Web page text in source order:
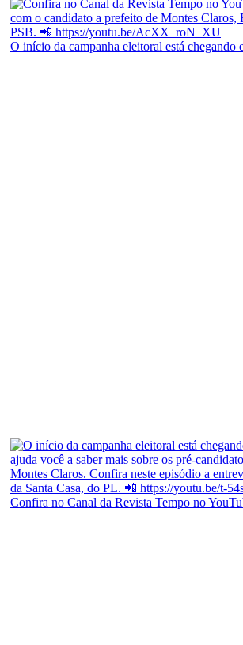
O início da campanha eleitoral está chegando
Confira no Canal da Revista Tempo no